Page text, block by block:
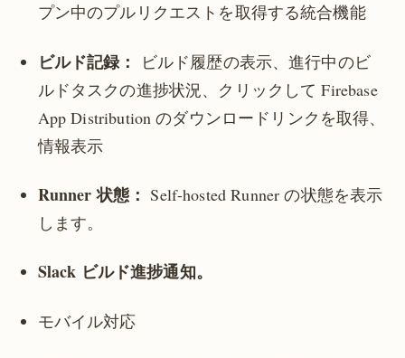
プン中のプルリクエストを取得する統合機能
ビルド記録：
ビルド履歴の表示、進行中のビ
ルドタスクの進捗状況、クリックして Firebase
App Distribution のダウンロードリンクを取得、
情報表示
Runner 状態： Self-hosted Runner の状態を表示
します。
Slack ビルド進捗通知。
モバイル対応